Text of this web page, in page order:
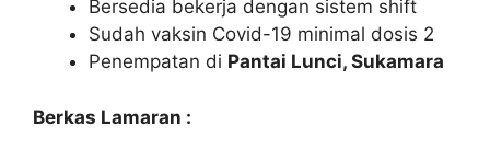
Bersedia bekerja dengan sistem shift
Sudah vaksin Covid-19 minimal dosis 2
Penempatan di Pantai Lunci, Sukamara
Berkas Lamaran :